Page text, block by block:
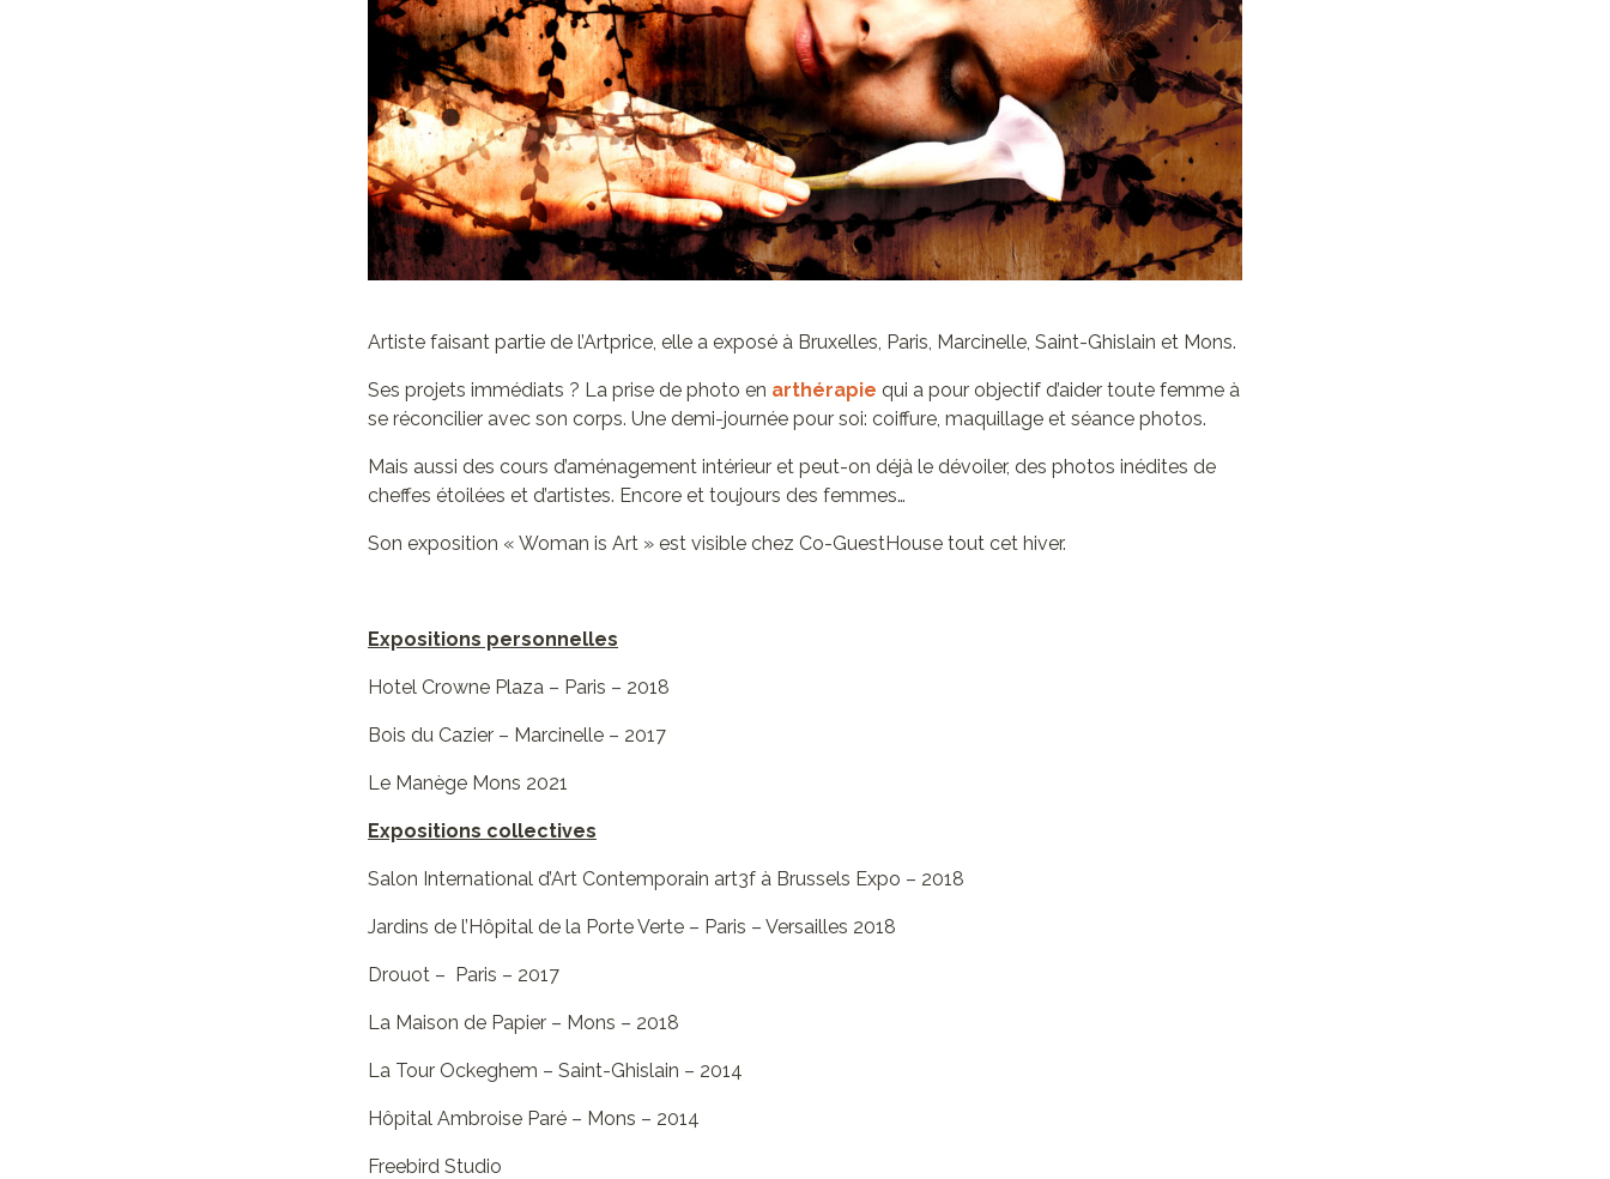
Artiste faisant partie de l’Artprice, elle a exposé à Bruxelles, Paris, Marcinelle, Saint-Ghislain et Mons.
Ses projets immédiats ? La prise de photo en arthérapie qui a pour objectif d’aider toute femme à
se réconcilier avec son corps. Une demi-journée pour soi: coiffure, maquillage et séance photos.
Mais aussi des cours d’aménagement intérieur et peut-on déjà le dévoiler, des photos inédites de
cheffes étoilées et d’artistes. Encore et toujours des femmes…
Son exposition « Woman is Art » est visible chez Co-GuestHouse tout cet hiver.
Expositions personnelles
Hotel Crowne Plaza – Paris – 2018
Bois du Cazier – Marcinelle – 2017
Le Manège Mons 2021
Expositions collectives
Salon International d’Art Contemporain art3f à Brussels Expo – 2018
Jardins de l’Hôpital de la Porte Verte – Paris – Versailles 2018
Drouot – Paris – 2017
La Maison de Papier – Mons – 2018
La Tour Ockeghem – Saint-Ghislain – 2014
Hôpital Ambroise Paré – Mons – 2014
Freebird Studio